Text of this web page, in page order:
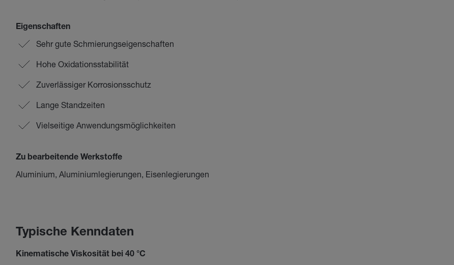
Eigenschaften
Sehr gute Schmierungseigenschaften
Hohe Oxidationsstabilität
Zuverlässiger Korrosionsschutz
Lange Standzeiten
Vielseitige Anwendungsmöglichkeiten
Zu bearbeitende Werkstoffe
Aluminium, Aluminiumlegierungen, Eisenlegierungen
Typische Kenndaten
Kinematische Viskosität bei 40 °C